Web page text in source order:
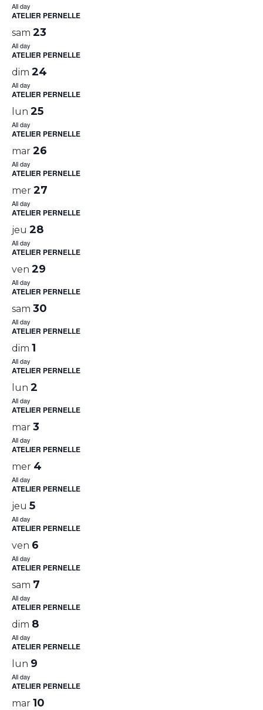
All day
ATELIER PERNELLE
sam 23
All day
ATELIER PERNELLE
dim 24
All day
ATELIER PERNELLE
lun 25
All day
ATELIER PERNELLE
mar 26
All day
ATELIER PERNELLE
mer 27
All day
ATELIER PERNELLE
jeu 28
All day
ATELIER PERNELLE
ven 29
All day
ATELIER PERNELLE
sam 30
All day
ATELIER PERNELLE
dim 1
All day
ATELIER PERNELLE
lun 2
All day
ATELIER PERNELLE
mar 3
All day
ATELIER PERNELLE
mer 4
All day
ATELIER PERNELLE
jeu 5
All day
ATELIER PERNELLE
ven 6
All day
ATELIER PERNELLE
sam 7
All day
ATELIER PERNELLE
dim 8
All day
ATELIER PERNELLE
lun 9
All day
ATELIER PERNELLE
mar 10